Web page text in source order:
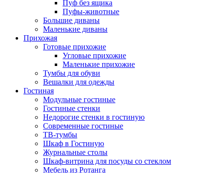
Пуф без ящика
Пуфы-животные
Большие диваны
Маленькие диваны
Прихожая
Готовые прихожие
Угловые прихожие
Маленькие прихожие
Тумбы для обуви
Вешалки для одежды
Гостиная
Модульные гостиные
Гостиные стенки
Недорогие стенки в гостиную
Современные гостиные
ТВ-тумбы
Шкаф в Гостиную
Журнальные столы
Шкаф-витрина для посуды со стеклом
Мебель из Ротанга